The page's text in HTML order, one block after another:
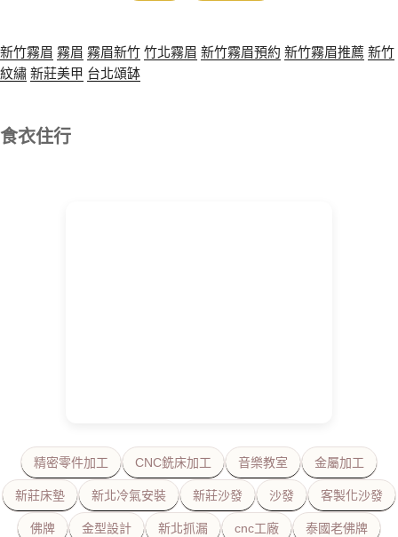
新竹霧眉 霧眉 霧眉新竹竹北霧眉 新竹霧眉預約 新竹霧眉推薦 新竹
紋繡新莊美甲 台北頌缽
食衣住行
精密零件加工 CNC銑床加工 音樂教室 金屬加工
新莊床墊 新北冷氣安裝 新莊沙發 沙發 客製化沙發
佛牌 金型設計 新北抓漏 cnc工廠 泰國老佛牌